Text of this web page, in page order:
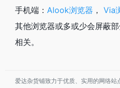
手机端： Alook浏览器 ， Via
其他浏览器或多或少会屏蔽
相关。
爱达杂货铺致力于优质、实用的网络站